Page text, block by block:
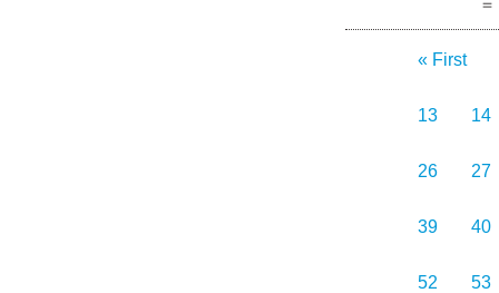
« First
13 14
26 27
39 40
52 53